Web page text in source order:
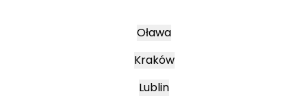
Oława
Kraków
Lublin